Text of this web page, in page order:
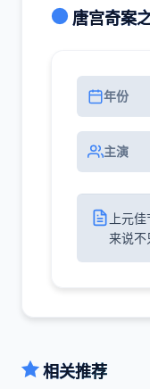
唐宫奇案
年份
主演
上元
来说不
相关推荐